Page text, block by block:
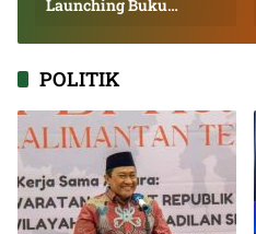
Launching Buku
POLITIK